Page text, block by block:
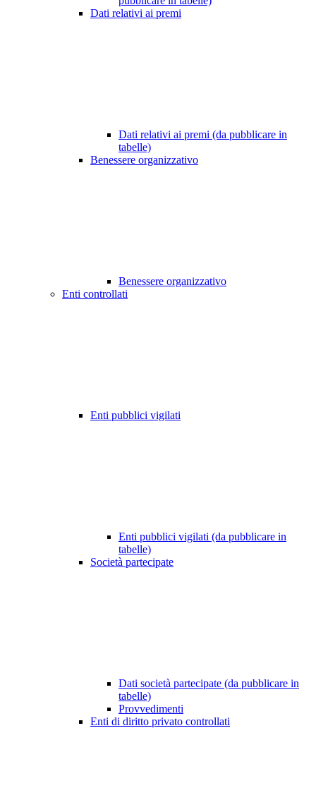
Dati relativi ai premi
Dati relativi ai premi (da pubblicare in
tabelle)
Benessere organizzativo
Benessere organizzativo
Enti controllati
Enti pubblici vigilati
Enti pubblici vigilati (da pubblicare in
tabelle)
Società partecipate
Dati società partecipate (da pubblicare in
tabelle)
Provvedimenti
Enti di diritto privato controllati